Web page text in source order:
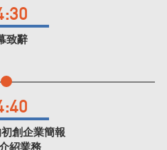
致辭
創企業簡報
紹業務